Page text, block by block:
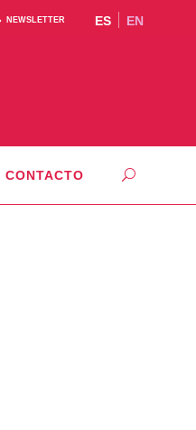
NEWSLETTER ES EN
CONTACTO